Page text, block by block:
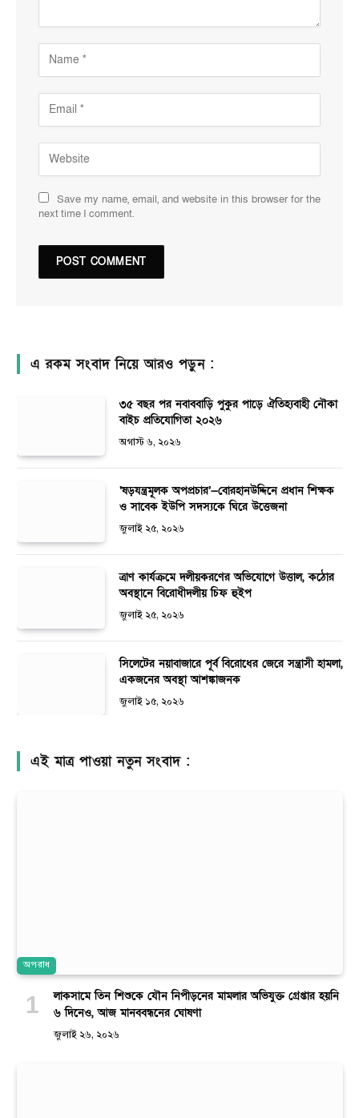
Save my name, email, and website in this browser for the
next time I comment.
এ রকম সংবাদ নিয়ে আরও পড়ুন :
৩৫ বছর পর নবাববাড়ি পুকুর পাড়ে ঐতিহ্যবাহী নৌকা
বাইচ প্রতিযোগিতা ২০২৬
অগাস্ট ৬, ২০২৬
‘ষড়যন্ত্রমূলক অপপ্রচার’—বোরহানউদ্দিনে প্রধান শিক্ষক
ও সাবেক ইউপি সদস্যকে ঘিরে উত্তেজনা
জুলাই ২৫, ২০২৬
ত্রাণ কার্যক্রমে দলীয়করণের অভিযোগে উত্তাল, কঠোর
অবস্থানে বিরোধীদলীয় চিফ হুইপ
জুলাই ২৫, ২০২৬
সিলেটের নয়াবাজারে পূর্ব বিরোধের জেরে সন্ত্রাসী হামলা,
একজনের অবস্থা আশঙ্কাজনক
জুলাই ১৫, ২০২৬
এই মাত্র পাওয়া নতুন সংবাদ :
অপরাধ
লাকসামে তিন শিশুকে যৌন নিপীড়নের মামলার অভিযুক্ত গ্রেপ্তার হয়নি
৬ দিনেও, আজ মানববন্ধনের ঘোষণা
জুলাই ২৬, ২০২৬